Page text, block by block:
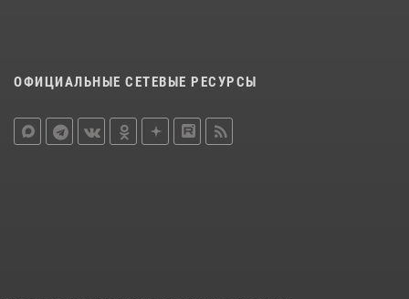
ОФИЦИАЛЬНЫЕ СЕТЕВЫЕ РЕСУРСЫ